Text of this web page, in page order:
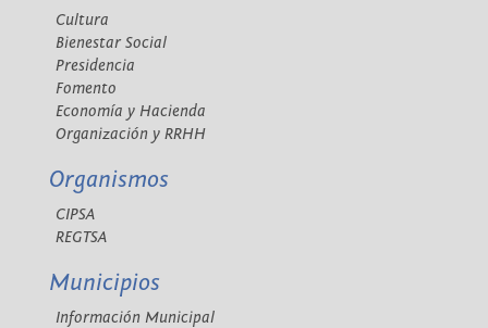
Cultura
Bienestar Social
Presidencia
Fomento
Economía y Hacienda
Organización y RRHH
Organismos
CIPSA
REGTSA
Municipios
Información Municipal